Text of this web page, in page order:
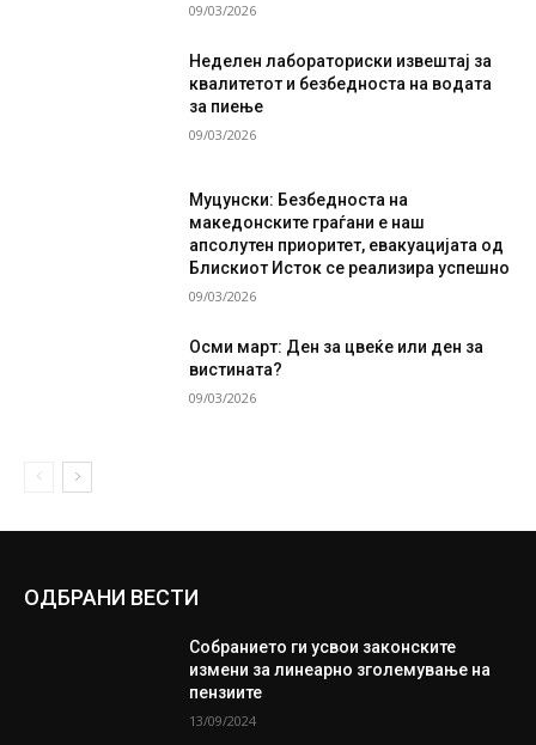
09/03/2026
Неделен лабораториски извештај за
квалитетот и безбедноста на водата
за пиење
09/03/2026
Муцунски: Безбедноста на
македонските граѓани е наш
апсолутен приоритет, евакуацијата од
Блискиот Исток се реализира успешно
09/03/2026
Осми март: Ден за цвеќе или ден за
вистината?
09/03/2026
ОДБРАНИ ВЕСТИ
Собранието ги усвои законските
измени за линеарно зголемување на
пензиите
13/09/2024